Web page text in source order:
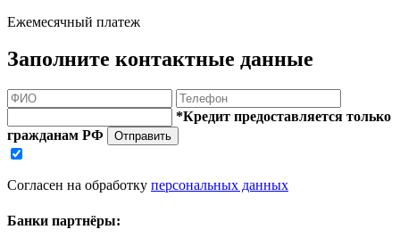
Ежемесячный платеж
Заполните контактные данные
*Кредит предоставляется только
гражданам РФ
Отправить
Согласен на обработку персональных данных
Банки партнёры: